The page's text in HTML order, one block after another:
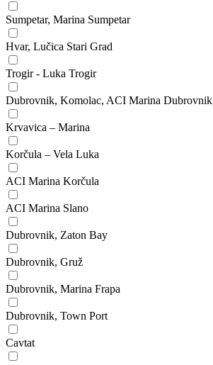
Sumpetar, Marina Sumpetar
Hvar, Lučica Stari Grad
Trogir - Luka Trogir
Dubrovnik, Komolac, ACI Marina Dubrovnik
Krvavica – Marina
Korčula – Vela Luka
ACI Marina Korčula
ACI Marina Slano
Dubrovnik, Zaton Bay
Dubrovnik, Gruž
Dubrovnik, Marina Frapa
Dubrovnik, Town Port
Cavtat